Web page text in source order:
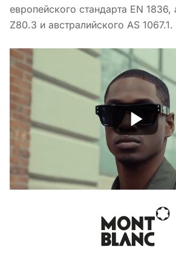
европейского стандарта EN
Z80.3 и австралийского AS 1067.1.